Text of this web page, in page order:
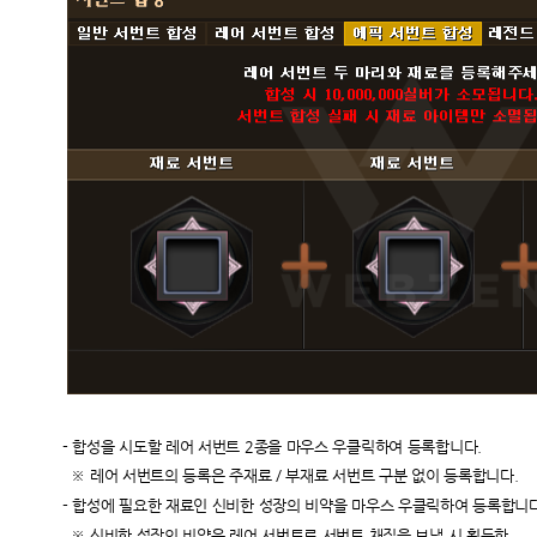
- 합성을 시도할 레어 서번트 2종을 마우스 우클릭하여 등록합니다.
※ 레어 서번트의 등록은 주재료 / 부재료 서번트 구분 없이 등록합니다.
- 합성에 필요한 재료인 신비한 성장의 비약을 마우스 우클릭하여 등록합니